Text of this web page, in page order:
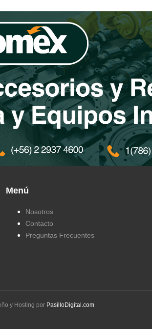
Menú
Nosotros
Contacto
Preguntas Frecuentes
y Hosting por PasilloDigital.com